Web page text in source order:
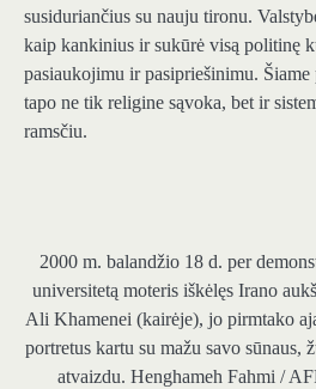
susiduriančius su nauju tironu.
kaip kankinius ir sukūrė visą politinę
pasiaukojimu ir pasipriešinimu.
tapo ne tik religine sąvoka, bet ir
ramsčiu.
2000 m. balandžio 18 d. per
universitetą moteris iškėlęs Irano
Ali Khamenei (kairėje), jo pirmtako
portretus kartu su mažu savo sūnaus,
atvaizdu. Henghameh Fahmi /